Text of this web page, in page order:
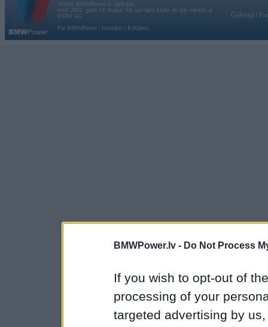
BMWPower.lv - Do Not Process
If you wish to opt-out of
processing of your
targeted advertising by
Vortāls BMWPower.lv darbojas
kopš 2002. gada 14. maija. Tas nav auto klubs un nav saistīts ar
BMW AG.
Par BMWPower
Kontakti Reklāma
Galvena